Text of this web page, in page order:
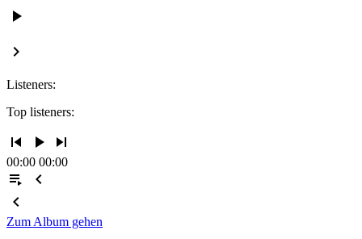
play_arrow
keyboard_arrow_right
Listeners:
Top listeners:
skip_previous play_arrow skip_next
00:00 00:00
playlist_play
chevron_left
chevron_left
Zum Album gehen